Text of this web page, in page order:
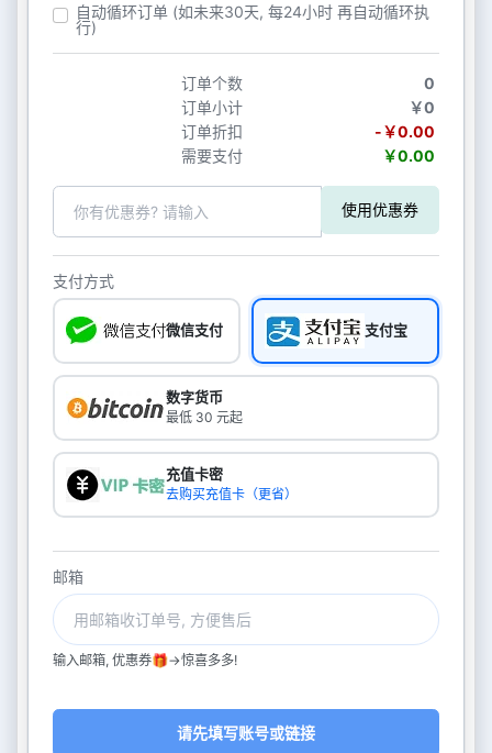
自动循环订单 (如未来30天, 每24小时 再自动循环执
行)
订单个数
0
订单小计
￥0
订单折扣
-￥0.00
需要支付
￥0.00
使用优惠券
支付方式
微信支付 支付宝
数字货币
最低 30 元起
充值卡密
去购买充值卡（更省）
邮箱
输入邮箱, 优惠券🎁->惊喜多多!
请先填写账号或链接